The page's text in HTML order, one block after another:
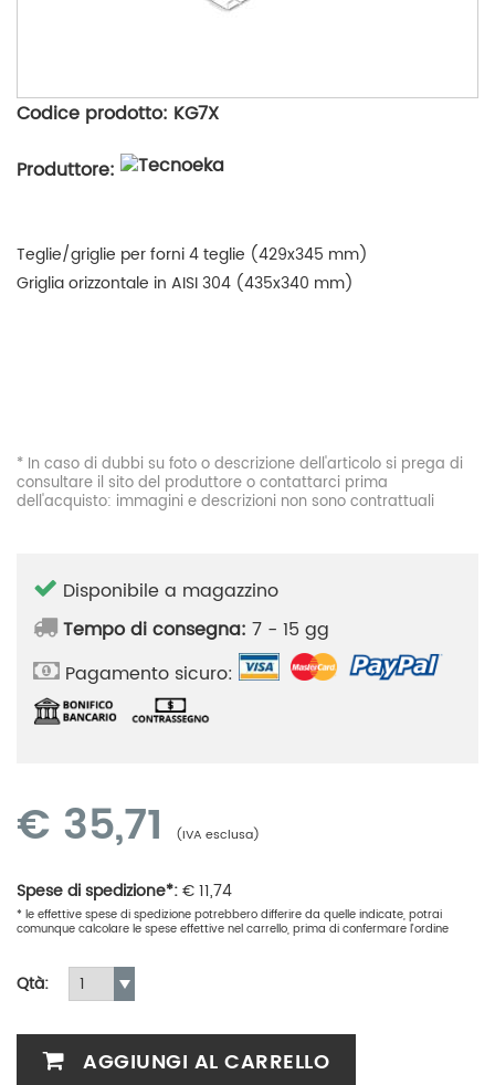
Codice prodotto: KG7X
Produttore:
Teglie/griglie per forni 4 teglie (429x345 mm)
Griglia orizzontale in AISI 304 (435x340 mm)
* In caso di dubbi su foto o descrizione dell'articolo si prega di
consultare il sito del produttore o contattarci prima
dell'acquisto: immagini e descrizioni non sono contrattuali
Disponibile a magazzino
Tempo di consegna: 7 - 15 gg
Pagamento sicuro:
€ 35,71 (IVA esclusa)
Spese di spedizione*:€11,74
* le effettive spese di spedizione potrebbero differire da quelle indicate, potrai
comunque calcolare le spese effettive nel carrello, prima di confermare l'ordine
Qtà:
AGGIUNGI AL CARRELLO